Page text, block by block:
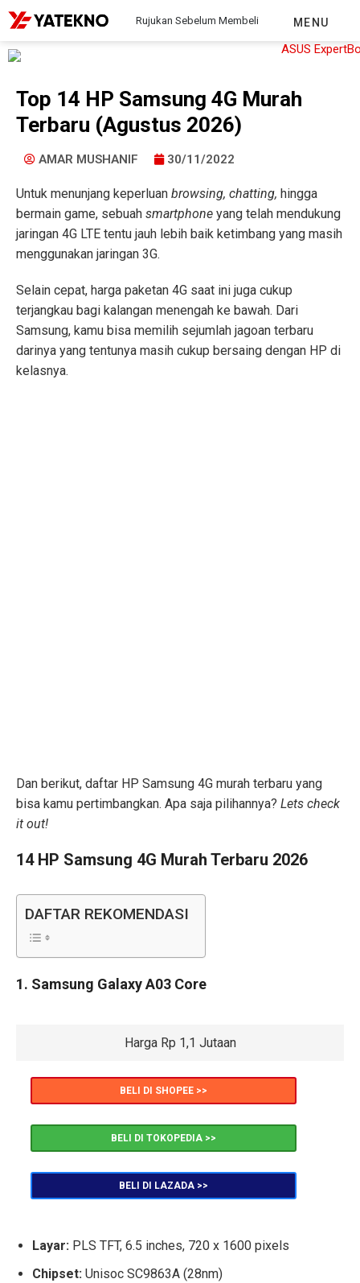
Rujukan Sebelum Membeli MENU
Top 14 HP Samsung 4G Murah
Terbaru (Agustus 2026)
AMAR MUSHANIF 30/11/2022
Untuk menunjang keperluan browsing, chatting, hingga
bermain game, sebuah smartphone yang telah mendukung
jaringan 4G LTE tentu jauh lebih baik ketimbang yang masih
menggunakan jaringan 3G.
Selain cepat, harga paketan 4G saat ini juga cukup
terjangkau bagi kalangan menengah ke bawah. Dari
Samsung, kamu bisa memilih sejumlah jagoan terbaru
darinya yang tentunya masih cukup bersaing dengan HP di
kelasnya.
Dan berikut, daftar HP Samsung 4G murah terbaru yang
bisa kamu pertimbangkan. Apa saja pilihannya? Lets check
it out!
14 HP Samsung 4G Murah Terbaru 2026
DAFTAR REKOMENDASI
1. Samsung Galaxy A03 Core
Harga Rp 1,1 Jutaan
BELI DI SHOPEE >>
BELI DI TOKOPEDIA >>
BELI DI LAZADA >>
Layar: PLS TFT, 6.5 inches, 720 x 1600 pixels
Chipset: Unisoc SC9863A (28nm)